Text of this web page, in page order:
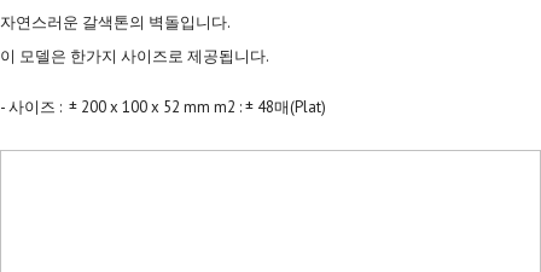
자연스러운 갈색톤의 벽돌입니다.
이 모델은 한가지 사이즈로 제공됩니다.
- 사이즈 : ± 200 x 100 x 52 mm m2 : ± 48매(Plat)